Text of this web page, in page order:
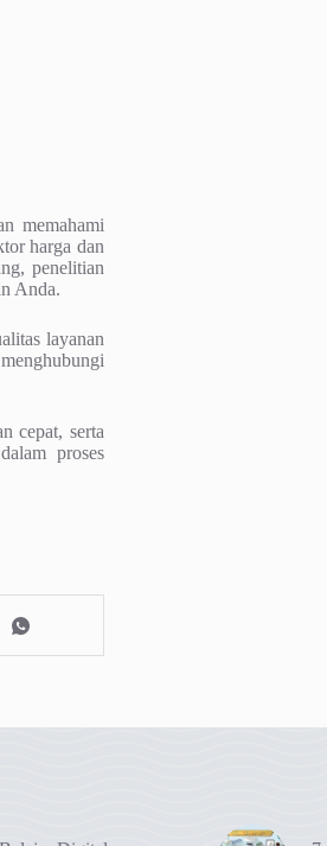
memahami
harga dan
penelitian
Anda.
layanan
cepat, serta
proses